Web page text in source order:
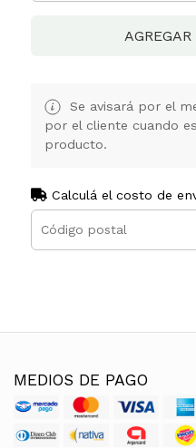
Se avisará por el
por el cliente cuando
producto.
Calculá el costo de
MEDIOS DE PAGO